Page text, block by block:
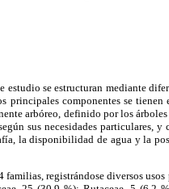
se estructuran mediante
principales componentes se
arbóreo, definido por los
sus necesidades particulares,
la disponibilidad de agua y la
registrándose diversos usos